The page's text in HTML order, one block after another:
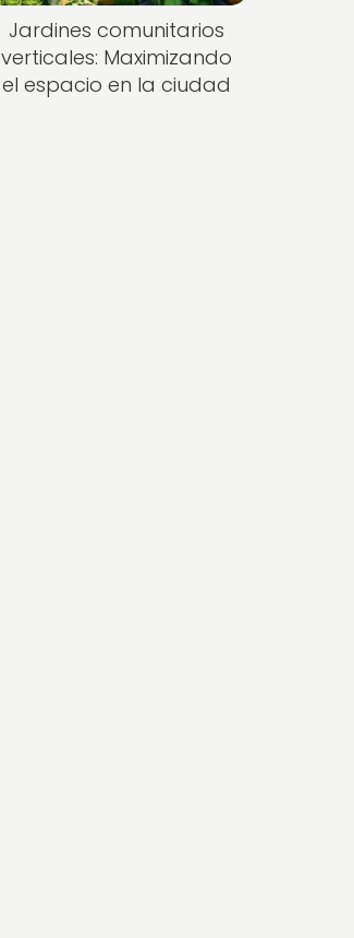
Jardines comunitarios
verticales: Maximizando
el espacio en la ciudad